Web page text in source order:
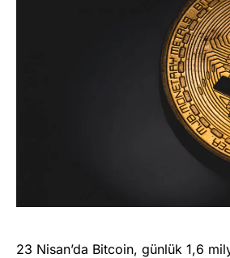
23 Nisan’da Bitcoin, günlük 1,6